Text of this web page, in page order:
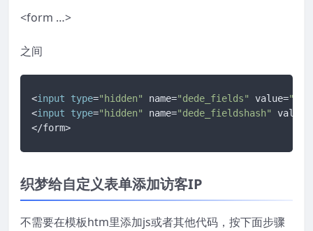
<form …>
之间
<input type="hidden" name="dede_fields" value=
<input type="hidden" name="dede_fieldshash" value=
</form>
织梦给自定义表单添加访客IP
不需要在模板htm里添加js或者其他代码，按下面步骤